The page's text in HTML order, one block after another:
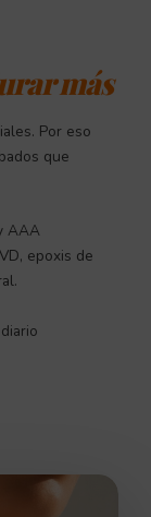
más
Por eso
que
AAA
epoxis de